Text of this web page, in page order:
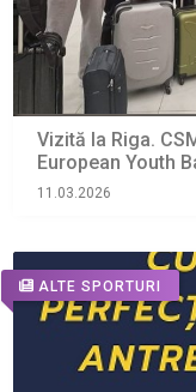
Vizită la Riga.
European Youth
11.03.2026
ALTE SPORTURI